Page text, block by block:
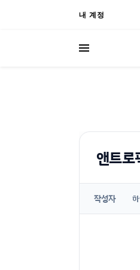
내 계정
앤트
작성자